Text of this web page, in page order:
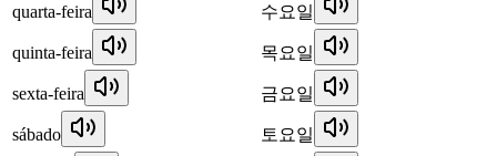
quarta-feira 수요일
quinta-feira 목요일
sexta-feira 금요일
sábado 토요일